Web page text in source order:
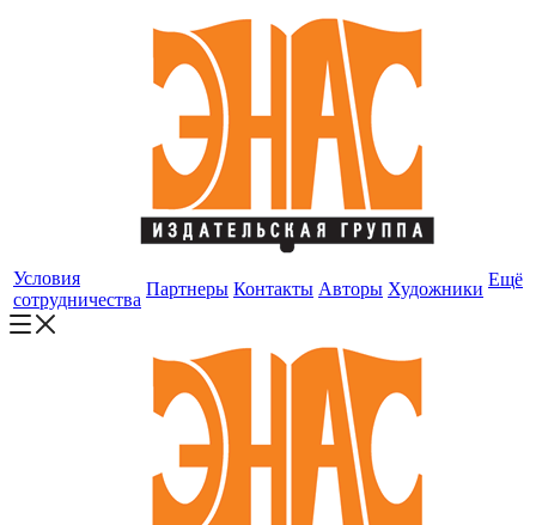
Условия
сотрудничества
Партнеры Контакты Авторы Художники Ещё